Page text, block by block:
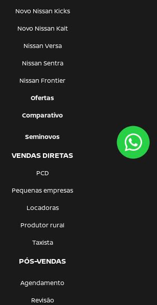
Novo Nissan Kicks
Novo Nissan Kait
Nissan Versa
Nissan Sentra
Nissan Frontier
Ofertas
Comparativo
Seminovos
VENDAS DIRETAS
PCD
Pequenas empresas
Locadoras
Produtor rural
Taxista
PÓS-VENDAS
Agendamento
Revisão